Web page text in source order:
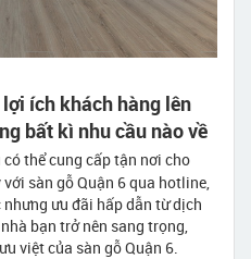
ích khách hàng lên
bất kì nhu cầu nào về
có thể cung cấp tận nơi cho
sàn gỗ Quận 6 qua hotline,
ưu đãi hấp dẫn từ dịch
bạn trở nên sang trọng,
việt của sàn gỗ Quận 6.